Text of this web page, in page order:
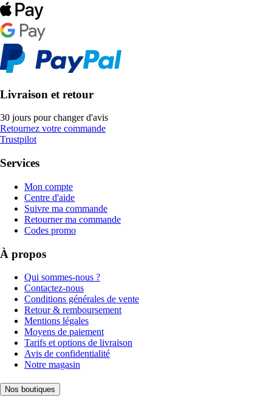
Livraison et retour
30 jours pour changer d'avis
Retournez votre commande
Trustpilot
Services
Mon compte
Centre d'aide
Suivre ma commande
Retourner ma commande
Codes promo
À propos
Qui sommes-nous ?
Contactez-nous
Conditions générales de vente
Retour & remboursement
Mentions légales
Moyens de paiement
Tarifs et options de livraison
Avis de confidentialité
Notre magasin
Nos boutiques